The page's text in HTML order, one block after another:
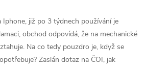
již po 3 týdnech používání je
obchod odpovídá, že na mechanické
Na co tedy pouzdro je, když se
Zaslán dotaz na ČOI, jak